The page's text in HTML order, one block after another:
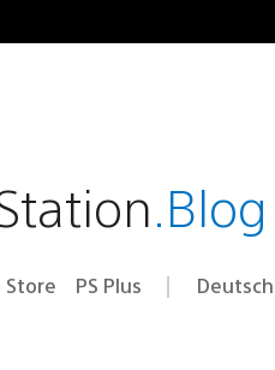
.Blog
Store PS Plus Select
Aktuelle
Deutsch